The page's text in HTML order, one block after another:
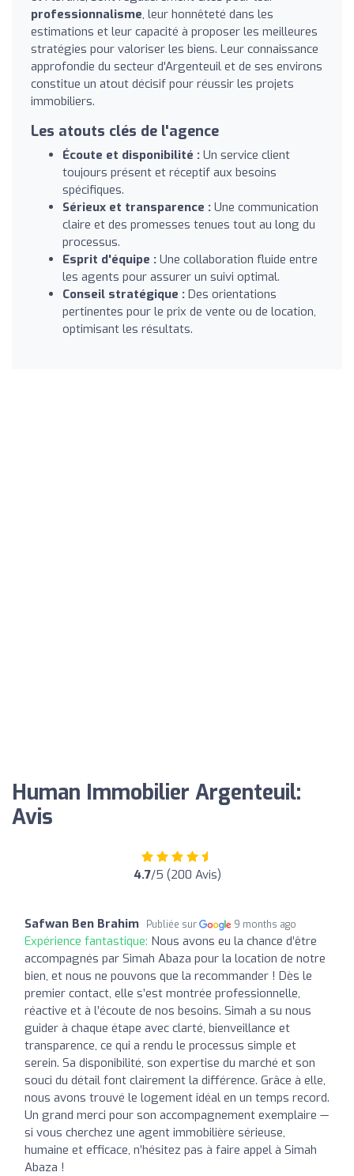
professionnalisme, leur honnêteté dans les
estimations et leur capacité à proposer les meilleures
stratégies pour valoriser les biens. Leur connaissance
approfondie du secteur d'Argenteuil et de ses environs
constitue un atout décisif pour réussir les projets
immobiliers.
Les atouts clés de l'agence
Écoute et disponibilité : Un service client
toujours présent et réceptif aux besoins
spécifiques.
Sérieux et transparence : Une communication
claire et des promesses tenues tout au long du
processus.
Esprit d'équipe : Une collaboration fluide entre
les agents pour assurer un suivi optimal.
Conseil stratégique : Des orientations
pertinentes pour le prix de vente ou de location,
optimisant les résultats.
Human Immobilier Argenteuil:
Avis
4.7/5 (200 Avis)
Safwan Ben Brahim Publiée sur 9 months ago
Expérience fantastique: Nous avons eu la chance d’être
accompagnés par Simah Abaza pour la location de notre
bien, et nous ne pouvons que la recommander ! Dès le
premier contact, elle s’est montrée professionnelle,
réactive et à l’écoute de nos besoins. Simah a su nous
guider à chaque étape avec clarté, bienveillance et
transparence, ce qui a rendu le processus simple et
serein. Sa disponibilité, son expertise du marché et son
souci du détail font clairement la différence. Grâce à elle,
nous avons trouvé le logement idéal en un temps record.
Un grand merci pour son accompagnement exemplaire —
si vous cherchez une agent immobilière sérieuse,
humaine et efficace, n’hésitez pas à faire appel à Simah
Abaza !